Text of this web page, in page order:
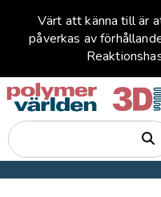
Värt att känna till är
påverkas av